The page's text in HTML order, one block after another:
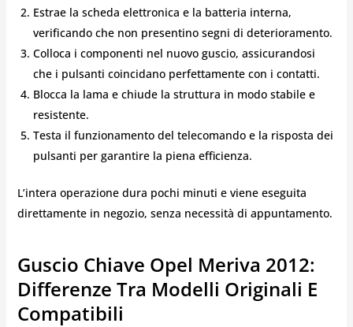
Estrae la scheda elettronica e la batteria interna,
verificando che non presentino segni di deterioramento.
Colloca i componenti nel nuovo guscio, assicurandosi
che i pulsanti coincidano perfettamente con i contatti.
Blocca la lama e chiude la struttura in modo stabile e
resistente.
Testa il funzionamento del telecomando e la risposta dei
pulsanti per garantire la piena efficienza.
L’intera operazione dura pochi minuti e viene eseguita
direttamente in negozio, senza necessità di appuntamento.
Guscio Chiave Opel Meriva 2012:
Differenze Tra Modelli Originali E
Compatibili